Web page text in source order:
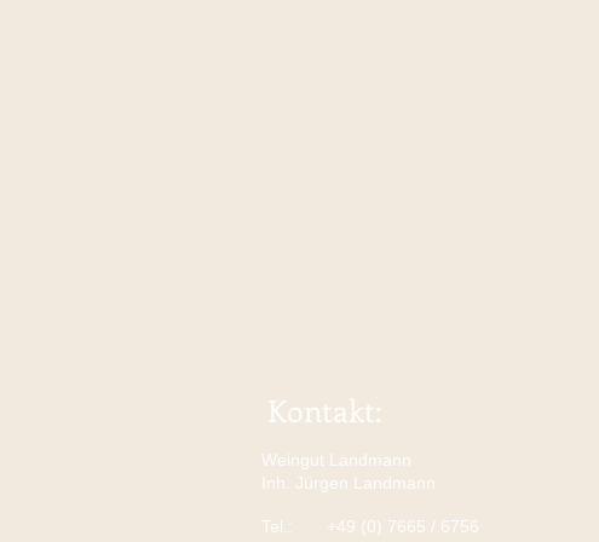
Weingut Landmann
Inh. Jürgen Landmann
Tel.: +49 (0) 7665 / 6756
Kontakt: